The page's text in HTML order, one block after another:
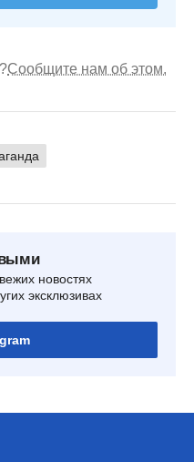
Сообщите нам об этом.
новостях
эксклюзивах